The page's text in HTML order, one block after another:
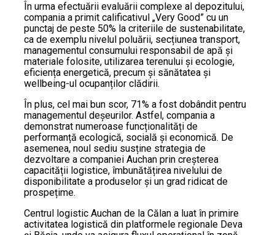
În urma efectuării evaluării complexe al depozitului,
compania a primit calificativul „Very Good” cu un
punctaj de peste 50% la criteriile de sustenabilitate,
ca de exemplu nivelul poluării, secțiunea transport,
managementul consumului responsabil de apă și
materiale folosite, utilizarea terenului și ecologie,
eficiența energetică, precum și sănătatea și
wellbeing-ul ocupanților clădirii.
În plus, cel mai bun scor, 71% a fost dobândit pentru
managementul deșeurilor. Astfel, compania a
demonstrat numeroase funcționalități de
performanță ecologică, socială și economică. De
asemenea, noul sediu susține strategia de
dezvoltare a companiei Auchan prin creșterea
capacității logistice, îmbunătățirea nivelului de
disponibilitate a produselor și un grad ridicat de
prospețime.
Centrul logistic Auchan de la Călan a luat în primire
activitatea logistică din platformele regionale Deva